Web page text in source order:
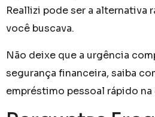
Reallizi pode ser a alternativa
você buscava.
Não deixe que a urgência
segurança financeira, saiba
empréstimo pessoal rápido na